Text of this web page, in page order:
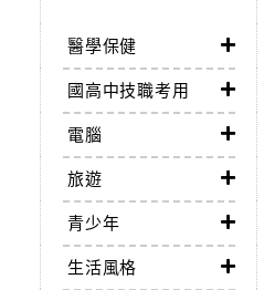
醫學保健
國高中技職考用
電腦
旅遊
青少年
生活風格